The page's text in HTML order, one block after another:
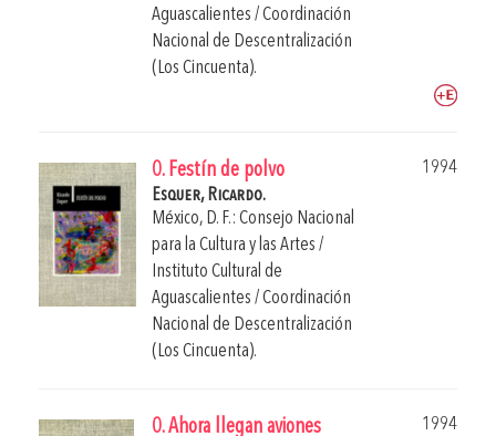
Aguascalientes / Coordinación
Nacional de Descentralización
(Los Cincuenta).
0. Festín de polvo
1994
Esquer, Ricardo.
México, D. F.: Consejo Nacional
para la Cultura y las Artes /
Instituto Cultural de
Aguascalientes / Coordinación
Nacional de Descentralización
(Los Cincuenta).
0. Ahora llegan aviones 1994